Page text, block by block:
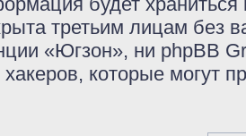
третьим лицам без
«Югзон», ни phpBB
которые могут